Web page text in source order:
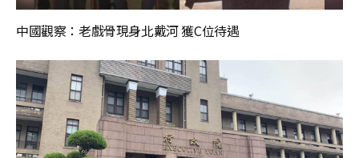
中國觀察：老戲骨現身北戴河 獲C位待遇